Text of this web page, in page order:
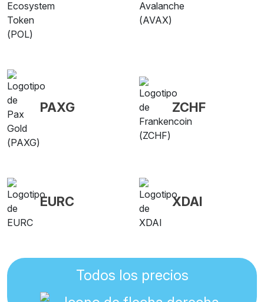
PAXG ZCHF
EURC XDAI
Todos los precios